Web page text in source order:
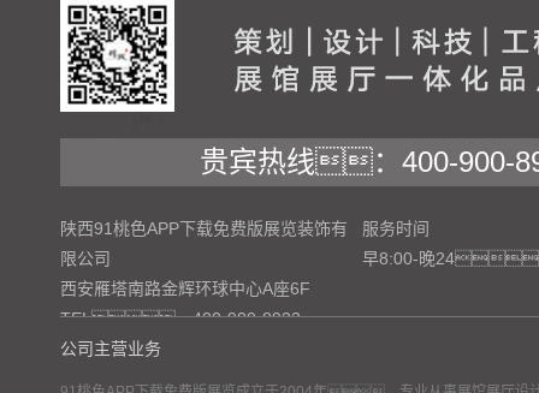
贵宾热线：400-900-
陕西91桃色APP下载免费版展览装饰有
限公司
西安雁塔南路金辉环球中心A座6F
TEL：400-900-8922
服务时间
早8:00-晚24
公司主营业务